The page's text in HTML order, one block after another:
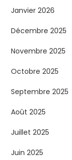
Janvier 2026
Décembre 2025
Novembre 2025
Octobre 2025
Septembre 2025
Août 2025
Juillet 2025
Juin 2025